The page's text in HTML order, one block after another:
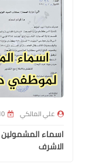
علي المالكي 10
اسماء
الاشرف